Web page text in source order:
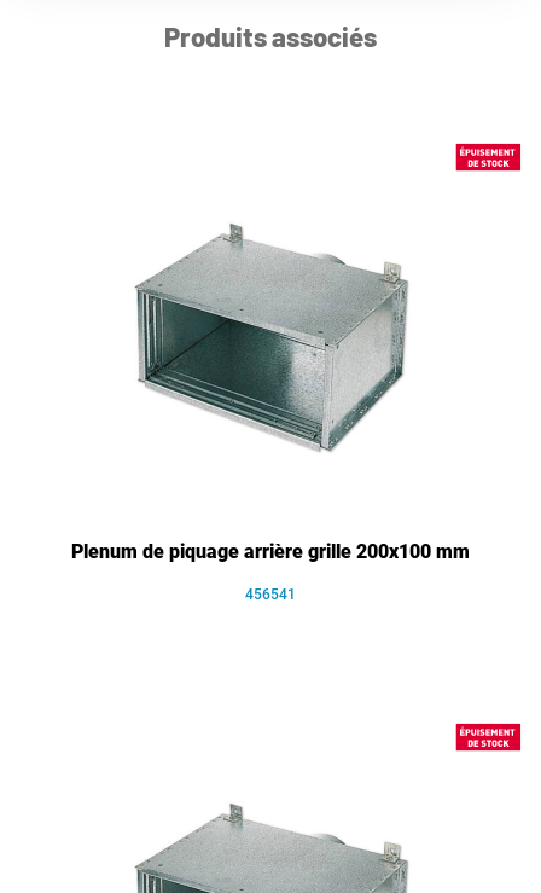
Produits associés
Plenum de piquage arrière grille 200x100 mm
456541